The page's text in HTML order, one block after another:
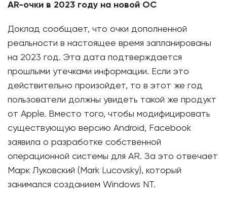
AR-очки в 2023 году на новой ОС
Доклад сообщает, что очки дополненной
реальности в настоящее время запланированы
на 2023 год. Эта дата подтверждается
прошлыми утечками информации. Если это
действительно произойдет, то в этот же год
пользователи должны увидеть такой же продукт
от Apple. Вместо того, чтобы модифицировать
существующую версию Android, Facebook
заявила о разработке собственной
операционной системы для AR. За это отвечает
Марк Луковский (Mark Lucovsky), который
занимался созданием Windows NT.